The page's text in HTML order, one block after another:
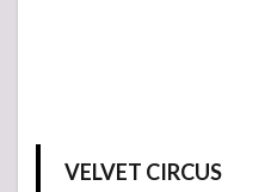
VELVET CIRCUS